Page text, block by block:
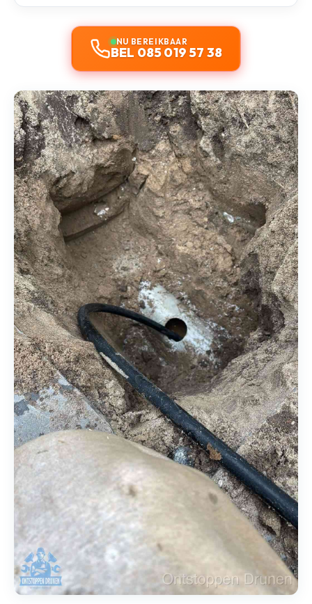
NU BEREIKBAAR
BEL 085 019 57 38